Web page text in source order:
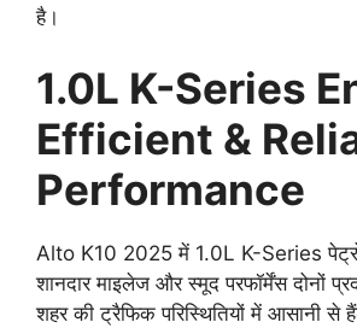
है।
1.0L K-Series
Efficient &
Performance
Alto K10 2025 में 1.0L K-Series
शानदार माइलेज और स्मूद परफॉर्मेंस दोनों
शहर की ट्रैफिक परिस्थितियों में आसानी